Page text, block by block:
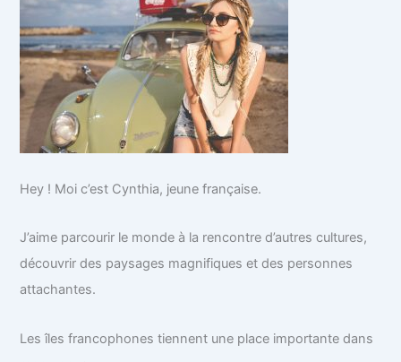
Hey ! Moi c’est Cynthia, jeune française.
J’aime parcourir le monde à la rencontre d’autres cultures,
découvrir des paysages magnifiques et des personnes
attachantes.
Les îles francophones tiennent une place importante dans